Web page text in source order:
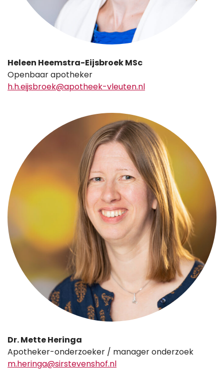
Heleen Heemstra-Eijsbroek MSc
Openbaar apotheker
h.h.eijsbroek@apotheek-vleuten.nl
Dr. Mette Heringa
Apotheker-onderzoeker / manager onderzoek
m.heringa@sirstevenshof.nl